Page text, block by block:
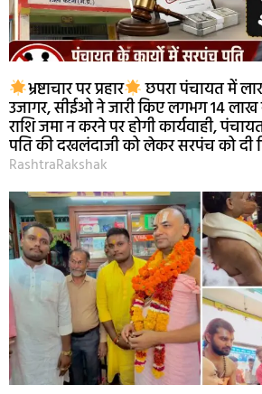
भ्रष्टाचार पर प्रहार छपरा पंचायत में
उजागर, सीईओ ने जारी किए लगभग 14
राशि जमा न करने पर होगी कार्यवाही,
पति की दखलंदाजी को लेकर सरपंच को दी
RashtraRakshak